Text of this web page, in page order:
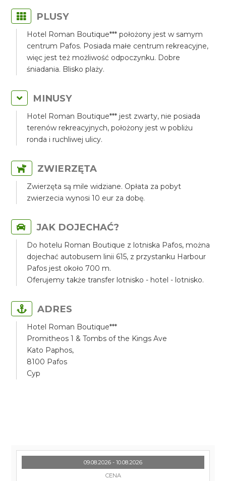
PLUSY
Hotel Roman Boutique*** położony jest w samym
centrum Pafos. Posiada małe centrum rekreacyjne,
więc jest też możliwość odpoczynku. Dobre
śniadania. Blisko plaży.
MINUSY
Hotel Roman Boutique*** jest zwarty, nie posiada
terenów rekreacyjnych, położony jest w pobliżu
ronda i ruchliwej ulicy.
ZWIERZĘTA
Zwierzęta są mile widziane. Opłata za pobyt
zwierzecia wynosi 10 eur za dobę.
JAK DOJECHAĆ?
Do hotelu Roman Boutique z lotniska Pafos, można
dojechać autobusem linii 615, z przystanku Harbour
Pafos jest około 700 m.
Oferujemy także transfer lotnisko - hotel - lotnisko.
ADRES
Hotel Roman Boutique***
Promitheos 1 & Tombs of the Kings Ave
Kato Paphos,
8100 Pafos
Cyp
09.08.2026 - 10.08.2026
CENA